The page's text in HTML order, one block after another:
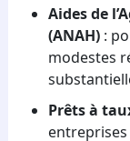
Aides de
(ANAH):
modestes
Prêts à
entreprises